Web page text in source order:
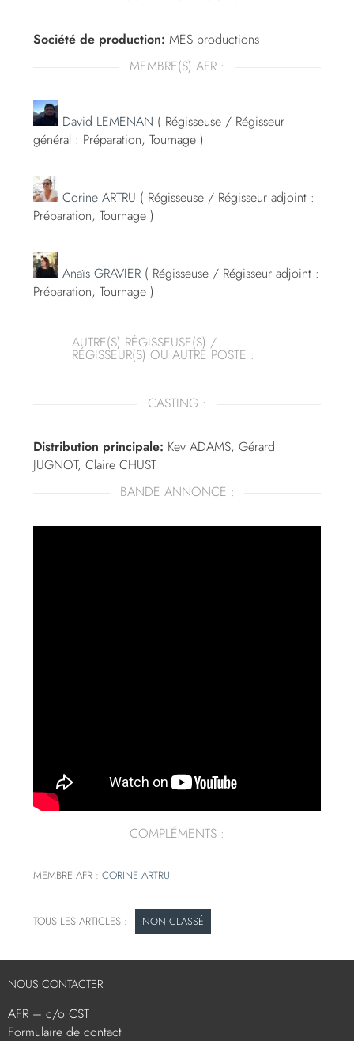
Société de production: MES productions
MEMBRE(S) AFR :
David LEMENAN ( Régisseuse / Régisseur
général : Préparation, Tournage )
Corine ARTRU ( Régisseuse / Régisseur adjoint :
Préparation, Tournage )
Anaïs GRAVIER ( Régisseuse / Régisseur adjoint :
Préparation, Tournage )
AUTRE(S) RÉGISSEUSE(S) /
RÉGISSEUR(S) OU AUTRE POSTE :
CASTING :
Distribution principale: Kev ADAMS, Gérard
JUGNOT, Claire CHUST
BANDE ANNONCE :
COMPLÉMENTS :
MEMBRE AFR :CORINE ARTRU
NON CLASSÉ
NOUS CONTACTER
AFR – c/o CST
Formulaire de contact